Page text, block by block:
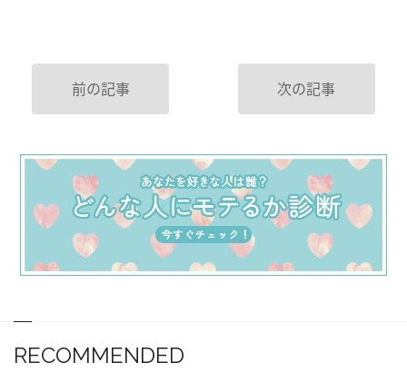
前の記事 次の記事
RECOMMENDED